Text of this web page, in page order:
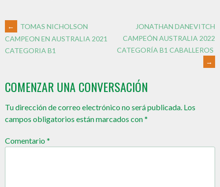
←
TOMAS NICHOLSON
CAMPEON EN AUSTRALIA 2021
CATEGORIA B1
JONATHAN DANEVITCH
CAMPEÓN AUSTRALIA 2022
CATEGORÍA B1 CABALLEROS
→
COMENZAR UNA CONVERSACIÓN
Tu dirección de correo electrónico no será publicada. Los
campos obligatorios están marcados con*
Comentario*